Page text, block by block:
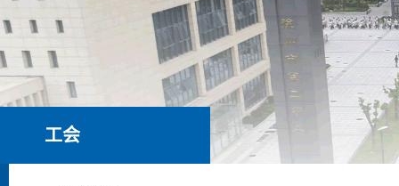
工会